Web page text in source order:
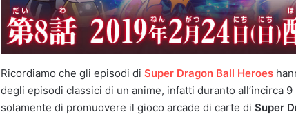
Ricordiamo che gli episodi di Super Dragon Ball Heroes
degli episodi classici di un anime, infatti duranto all’incirca
solamente di promuovere il gioco arcade di carte di Super